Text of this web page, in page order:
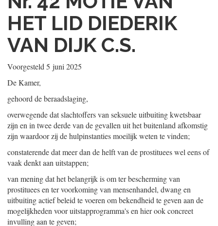
HET LID DIEDERIK
VAN DIJK C.S.
Voorgesteld 5 juni 2025
De Kamer,
gehoord de beraadslaging,
overwegende dat slachtoffers van seksuele uitbuiting kwetsbaar
zijn en in twee derde van de gevallen uit het buitenland afkomstig
zijn waardoor zij de hulpinstanties moeilijk weten te vinden;
constaterende dat meer dan de helft van de prostituees wel eens of
vaak denkt aan uitstappen;
van mening dat het belangrijk is om ter bescherming van
prostituees en ter voorkoming van mensenhandel, dwang en
uitbuiting actief beleid te voeren om bekendheid te geven aan de
mogelijkheden voor uitstapprogramma's en hier ook concreet
invulling aan te geven;